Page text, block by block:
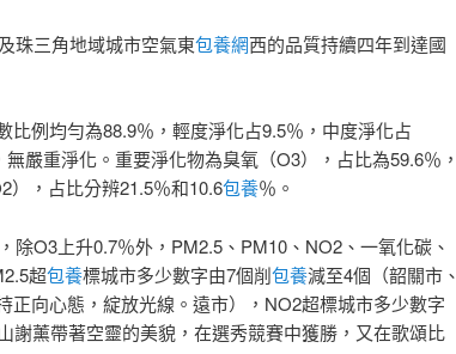
珠三角地域城市空氣東包養網西的品質持續四年到達國
比例均勻為88.9％，輕度淨化占9.5％，中度淨化占
無嚴重淨化。重要淨化物為臭氧（O3），占比為59.6％，
），占比分辨21.5％和10.6包養％。
除O3上升0.7％外，PM2.5、PM10、NO2、一氧化碳、
超包養標城市多少數字由7個削包養減至4個（韶關市、
正向心態，綻放光線。遠市），NO2超標城市多少數字
謝薰帶著空靈的美貌，在選秀競賽中獲勝，又在歌頌比